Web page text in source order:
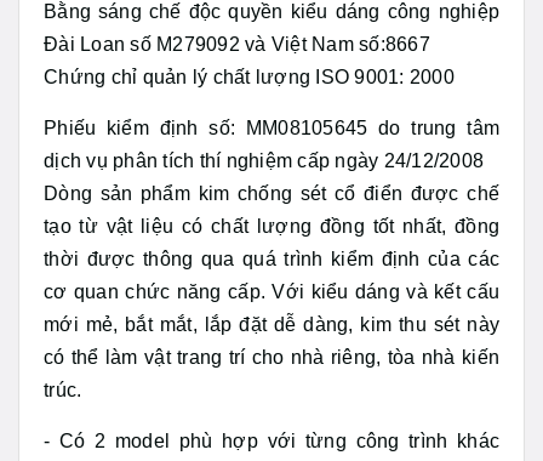
Bằng sáng chế độc quyền kiểu dáng công nghiệp
Đài Loan số M279092 và Việt Nam số:8667
Chứng chỉ quản lý chất lượng ISO 9001: 2000
Phiếu kiểm định số: MM08105645 do trung tâm
dịch vụ phân tích thí nghiệm cấp ngày 24/12/2008
Dòng sản phẩm kim chống sét cổ điển được chế
tạo từ vật liệu có chất lượng đồng tốt nhất, đồng
thời được thông qua quá trình kiểm định của các
cơ quan chức năng cấp. Với kiểu dáng và kết cấu
mới mẻ, bắt mắt, lắp đặt dễ dàng, kim thu sét này
có thể làm vật trang trí cho nhà riêng, tòa nhà kiến
trúc.
- Có 2 model phù hợp với từng công trình khác